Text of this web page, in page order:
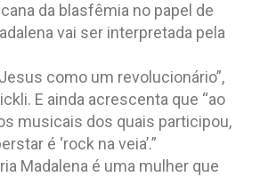
da blasfêmia no papel de
vai ser interpretada pela
como um revolucionário”,
E ainda acrescenta que “ao
musicais dos quais participou,
é ‘rock na veia’.”
Madalena é uma mulher que